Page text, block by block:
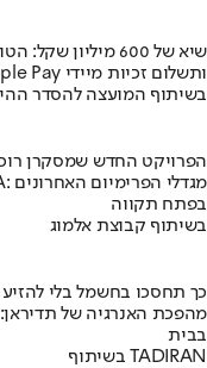
שיא של 600 מיליון שקל: הטוטו עושה מהפיכה
יחסי הימור משופרים, הפקדות ב-Apple Pay ותשלום זכיות מיידי
בשיתוף המועצה להסדר
הפרויקט החדש שמסקרן
בפתח תקווה
בשיתוף קבוצת אלמוג
כך תחסכו בחשמל בלי להזיע
מהפכת האנרגיה של
בבית
בשיתוף TADIRAN